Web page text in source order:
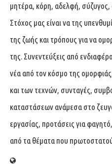
μητέρα, κόρη, αδελφή,
Στόχος μας είναι να της
της ζωής και τρόπους για να
της. Συνεντεύξεις από
νέα από τον κόσμο της
και των τεχνών, συνταγές,
καταστάσεων ανάμεσα στο
εργασίας, προτάσεις για
από τα θέματα που